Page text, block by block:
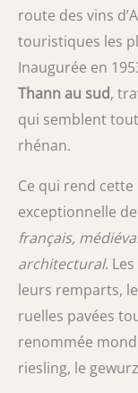
route des vins
touristiques les
Inaugurée en
Thann au sud,
qui semblent
rhénan.
Ce qui rend
exceptionnelle
français,
architectural.
leurs remparts,
ruelles pavées
renommée
riesling, le